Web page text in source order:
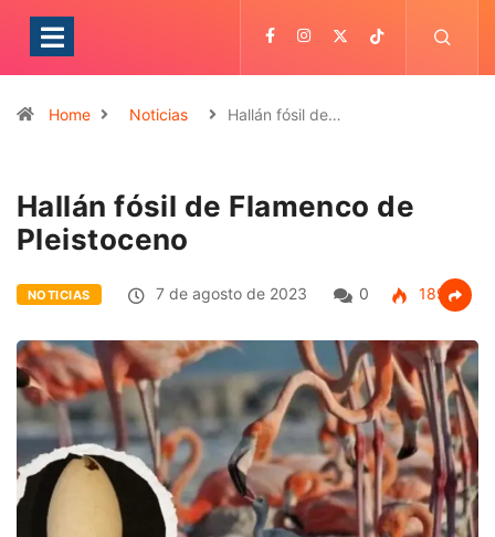
Home Noticias Hallán fósil de…
Hallán fósil de Flamenco de
Pleistoceno
NOTICIAS 7 de agosto de 2023 0 189